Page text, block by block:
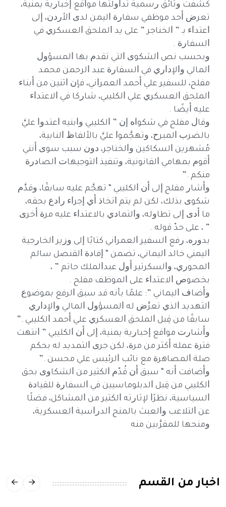
ﻛﺸﻔﺖ ﻭﺛﺎﺋﻖ ﺭﺳﻤﻴﺔ ﺗﺪﺍﻭﻟﺘﻬﺎ ﻣﻮﺍﻗﻊ ﺇﺧﺒﺎﺭﻳﺔ ﻳﻤﻨﻴﺔ،
ﺗﻌﺮﺽ ﺃﺣﺪ ﻣﻮﻇﻔﻲ ﺳﻔﺎﺭﺓ ﺍﻟﻴﻤﻦ ﻟﺪﻯ ﺍﻷﺭﺩﻥ، ﺇﻟﻰ
ﺍﻋﺘﺪﺍﺀ ﺑـ ” ﺍﻟﺨﻨﺎﺟﺮ ” ﻋﻠﻰ ﻳﺪ ﺍﻟﻤﻠﺤﻖ ﺍﻟﻌﺴﻜﺮﻱ ﻓﻲ
ﺍﻟﺴﻔﺎﺭﺓ .
ﻭﺑﺤﺴﺐ ﻧﺺ ﺍﻟﺸﻜﻮﻯ ﺍﻟﺘﻲ ﺗﻘﺪﻡ ﺑﻬﺎ ﺍﻟﻤﺴﺆﻭﻝ
ﺍﻟﻤﺎﻟﻲ ﻭﺍﻹﺩﺍﺭﻱ ﻓﻲ ﺍﻟﺴﻔﺎﺭﺓ ﻋﺒﺪ ﺍﻟﺮﺣﻤﻦ ﻣﺤﻤﺪ
ﻣﻔﻠﺢ، ﻟﻠﺴﻔﻴﺮ ﻋﻠﻲ ﺃﺣﻤﺪ ﺍﻟﻌﻤﺮﺍﻧﻲ، ﻓﺈﻥ ﺍﺛﻨﻴﻦ ﻣﻦ ﺃﺑﻨﺎﺀ
ﺍﻟﻤﻠﺤﻖ ﺍﻟﻌﺴﻜﺮﻱ ﻋﻠﻲ ﺍﻟﻜﻠﻴﺒﻲ، ﺷﺎﺭﻛﺎ ﻓﻲ ﺍﻻﻋﺘﺪﺍﺀ
ﻋﻠﻴﻪ ﺃﻳﻀًﺎ .
ﻭﻗﺎﻝ ﻣﻔﻠﺢ ﻓﻲ ﺷﻜﻮﺍﻩ ﺇﻥ ” ﺍﻟﻜﻠﻴﺒﻲ ﻭﺍﺑﻨﻴﻪ ﺍﻋﺘﺪﻭﺍ ﻋﻠﻲَّ
ﺑﺎﻟﻀﺮﺏ ﺍﻟﻤﺒﺮﺡ، ﻭﺗﻬﺠَّﻤﻮﺍ ﻋﻠﻲَّ ﺑﺎﻷﻟﻔﺎﻅ ﺍﻟﻨﺎﺑﻴﺔ،
ﻣُﺸﻬﺮﻳﻦ ﺍﻟﺴﻜﺎﻛﻴﻦ ﻭﺍﻟﺨﻨﺎﺟﺮ، ﺩﻭﻥ ﺳﺒﺐ ﺳﻮﻯ ﺃﻧﻨﻲ
ﺃﻗﻮﻡ ﺑﻤﻬﺎﻣﻲ ﺍﻟﻘﺎﻧﻮﻧﻴﺔ، ﻭﺗﻨﻔﻴﺬ ﺍﻟﺘﻮﺟﻴﻬﺎﺕ ﺍﻟﺼﺎﺩﺭﺓ
ﻣﻨﻜﻢ .”
ﻭﺃﺷﺎﺭ ﻣﻔﻠﺢ ﺇﻟﻰ ﺃﻥ ﺍﻟﻜﻠﻴﺒﻲ “ ﺗﻬﺠَّﻢ ﻋﻠﻴﻪ ﺳﺎﺑﻘًﺎ، ﻭﻗﺪَّﻡ
ﺷﻜﻮﻯ ﺑﺬﻟﻚ، ﻟﻜﻦ ﻟﻢ ﻳﺘﻢ ﺍﺗﺨﺎﺫ ﺃﻱ ﺇﺟﺮﺍﺀ ﺭﺍﺩﻉ ﺑﺤﻘﻪ،
ﻣﺎ ﺃﺩﻯ ﺇﻟﻰ ﺗﻄﺎﻭﻟﻪ، ﻭﺍﻟﺘﻤﺎﺩﻱ ﺑﺎﻻﻋﺘﺪﺍﺀ ﻋﻠﻴﻪ ﻣﺮﺓ ﺃﺧﺮﻯ
” ، ﻋﻠﻰ ﺣﺪّ ﻗﻮﻟﻪ .
ﺑﺪﻭﺭﻩ، ﺭﻓﻊ ﺍﻟﺴﻔﻴﺮ ﺍﻟﻌﻤﺮﺍﻧﻲ ﻛﺘﺎﺑًﺎ ﺇﻟﻰ ﻭﺯﻳﺮ ﺍﻟﺨﺎﺭﺟﻴﺔ
ﺍﻟﻴﻤﻨﻲ ﺧﺎﻟﺪ ﺍﻟﻴﻤﺎﻧﻲ، ﺗﻀﻤﻦ “ ﺇﻓﺎﺩﺓ ﺍﻟﻘﻨﺼﻞ ﺳﺎﻟﻢ
ﺍﻟﻤﺤﻮﺭﻱ، ﻭﺍﻟﺴﻜﺮﺗﻴﺮ ﺃﻭﻝ ﻋﺒﺪﺍﻟﻤﻠﻚ ﺣﺎﺗﻢ ” ،
ﺑﺨﺼﻮﺹ ﺍﻻﻋﺘﺪﺍﺀ ﻋﻠﻰ ﺍﻟﻤﻮﻇﻒ ﻣﻔﻠﺢ .
ﻭﺃﺿﺎﻑ ﺍﻟﻴﻤﺎﻧﻲ ”: ﻋﻠﻤًﺎ ﺑﺄﻧﻪ ﻗﺪ ﺳﺒﻖ ﺍﻟﺮﻓﻊ ﺑﻤﻮﺿﻮﻉ
ﺍﻟﺘﻬﺪﻳﺪ ﺍﻟﺬﻱ ﺗﻌﺮَّﺽ ﻟﻪ ﺍﻟﻤﺴﺆﻭﻝ ﺍﻟﻤﺎﻟﻲ ﻭﺍﻹﺩﺍﺭﻱ
ﺳﺎﺑﻘًﺎ ﻣﻦ ﻗِﺒﻞ ﺍﻟﻤﻠﺤﻖ ﺍﻟﻌﺴﻜﺮﻱ ﻋﻠﻲ ﺃﺣﻤﺪ ﺍﻟﻜﻠﻴﺒﻲ .”
ﻭﺃﺷﺎﺭﺕ ﻣﻮﺍﻗﻊ ﺇﺧﺒﺎﺭﻳﺔ ﻳﻤﻨﻴﺔ، ﺇﻟﻰ ﺃﻥ ﺍﻟﻜﻠﻴﺒﻲ ” ﺍﻧﺘﻬﺖ
ﻓﺘﺮﺓ ﻋﻤﻠﻪ ﺃﻛﺜﺮ ﻣﻦ ﻣﺮﺓ، ﻟﻜﻦ ﺟﺮﻯ ﺍﻟﺘﻤﺪﻳﺪ ﻟﻪ ﺑﺤﻜﻢ
ﺻﻠﺔ ﺍﻟﻤﺼﺎﻫﺮﺓ ﻣﻊ ﻧﺎﺋﺐ ﺍﻟﺮﺋﻴﺲ ﻋﻠﻲ ﻣﺤﺴﻦ .”
ﻭﺃﺿﺎﻓﺖ ﺃﻧﻪ “ ﺳﺒﻖ ﺃﻥ ﻗُﺪّﻡ ﺍﻟﻜﺜﻴﺮ ﻣﻦ ﺍﻟﺸﻜﺎﻭﻯ ﺑﺤﻖ
ﺍﻟﻜﻠﻴﺒﻲ ﻣﻦ ﻗِﺒﻞ ﺍﻟﺪﺑﻠﻮﻣﺎﺳﻴﻴﻦ ﻓﻲ ﺍﻟﺴﻔﺎﺭﺓ ﻟﻠﻘﻴﺎﺩﺓ
ﺍﻟﺴﻴﺎﺳﻴﺔ، ﻧﻈﺮًﺍ ﻹﺛﺎﺭﺗﻪ ﺍﻟﻜﺜﻴﺮ ﻣﻦ ﺍﻟﻤﺸﺎﻛﻞ، ﻓﻀﻠًﺎ
ﻋﻦ ﺍﻟﺘﻼﻋﺐ ﻭﺍﻟﻌﺒﺚ ﺑﺎﻟﻤﻨﺢ ﺍﻟﺪﺭﺍﺳﻴﺔ ﺍﻟﻌﺴﻜﺮﻳﺔ،
ﻭﻣﻨﺤﻬﺎ ﻟﻠﻤﻘﺮَّﺑﻴﻦ ﻣﻨﻪ
اخبار من القسم